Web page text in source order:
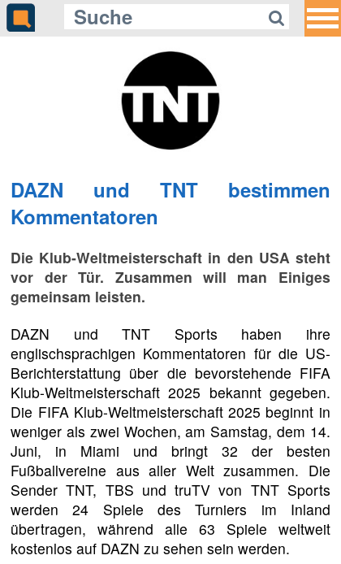
DAZN und TNT bestimmen
Kommentatoren
Die Klub-Weltmeisterschaft in den USA steht
vor der Tür. Zusammen will man Einiges
gemeinsam leisten.
DAZN und TNT Sports haben ihre
englischsprachigen Kommentatoren für die US-
Berichterstattung über die bevorstehende FIFA
Klub-Weltmeisterschaft 2025 bekannt gegeben.
Die FIFA Klub-Weltmeisterschaft 2025 beginnt in
weniger als zwei Wochen, am Samstag, dem 14.
Juni, in Miami und bringt 32 der besten
Fußballvereine aus aller Welt zusammen. Die
Sender TNT, TBS und truTV von TNT Sports
werden 24 Spiele des Turniers im Inland
übertragen, während alle 63 Spiele weltweit
kostenlos auf DAZN zu sehen sein werden.